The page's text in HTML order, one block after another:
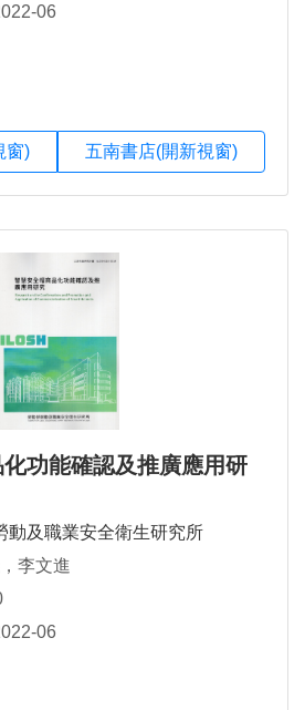
06
窗) 五南書店(開新視窗)
功能確認及推廣應用研
動及職業安全衛生研究所
李文進
06